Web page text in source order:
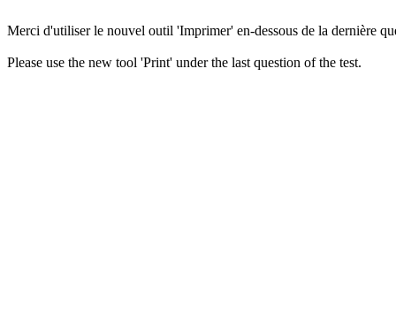
Merci d'utiliser le nouvel outil 'Imprimer' en-dessous de la dernière
Please use the new tool 'Print' under the last question of the test.